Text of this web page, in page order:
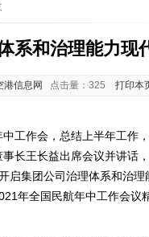
系和治理能力现
港信息网 点击量： 325 打印本
作会，总结上半年工作
长王长益出席会议并讲话
启集团公司治理体系和治理
年全国民航年中工作会议